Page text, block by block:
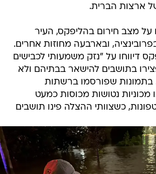
ארצות הברית.
על מצב חירום בהליפקס, העיר
ובארבעה מחוזות אחרים.
דיווחו על "נזק משמעותי לכבישים
בתושבים להישאר בבתיהם ולא
בתמונות שפורסמו ברשתות
מכוניות נטושות מכוסות כמעט
כשצוותי ההצלה פינו תושבים